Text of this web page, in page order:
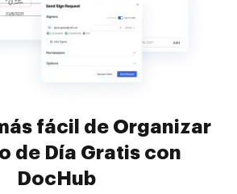
fácil de Organizar
de Día Gratis con
DocHub